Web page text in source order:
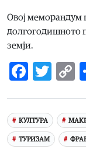
Овој меморандум
долгогодишното
земји.
КУЛТУРА
ТУРИЗАМ